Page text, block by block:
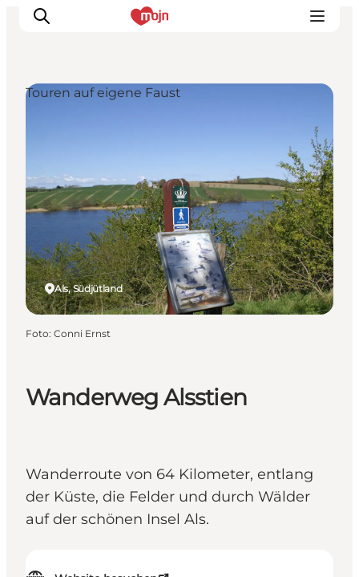
Events
Übernachtung
Plane deine Reise
Booking
Wanderweg Alsstien
Wanderroute von 64 Kilometer, entlang
der Küste, die Felder und durch Wälder
auf der schönen Insel Als.
Als, Südjütland
Touren auf eigene Faust
Foto: Conni Ernst